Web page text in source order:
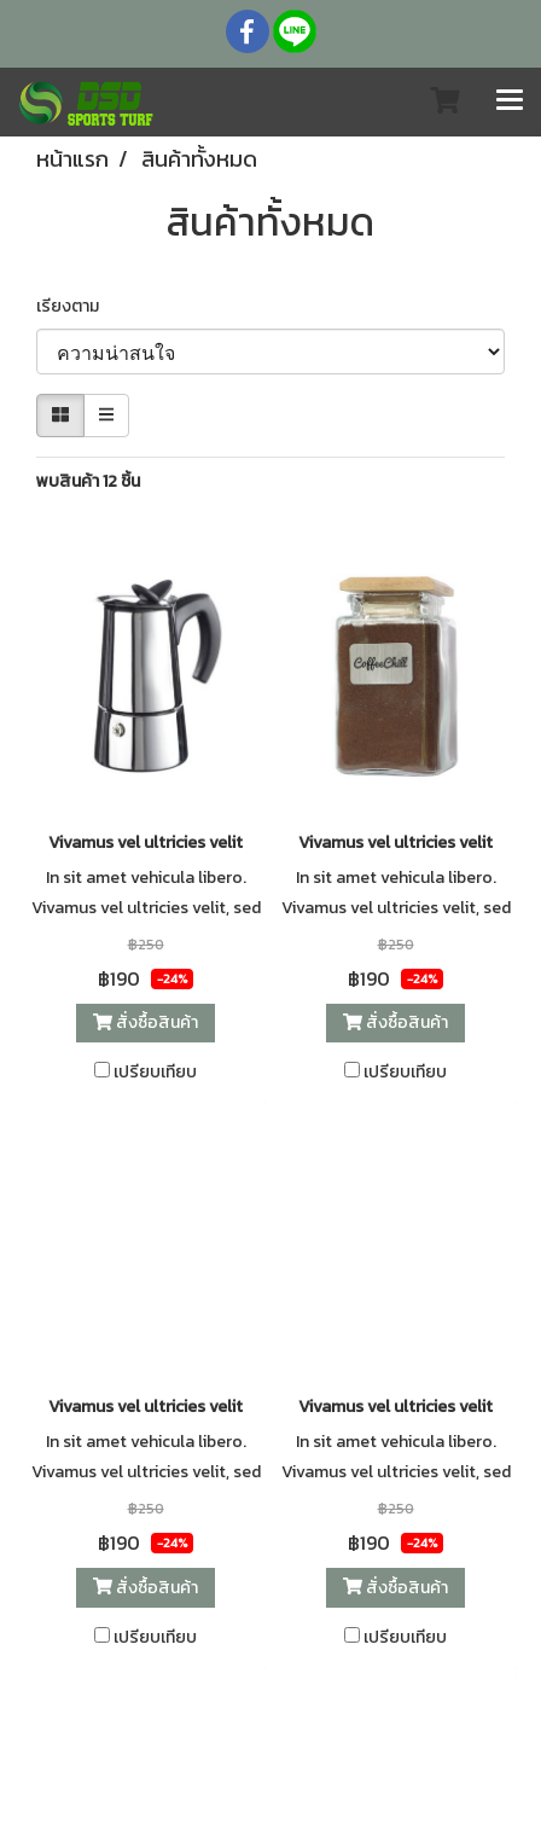
หน้าแรก สินค้าทั้งหมด
สินค้าทั้งหมด
เรียงตาม
พบสินค้า 12 ชิ้น
Vivamus vel ultricies velit
In sit amet vehicula libero.
Vivamus vel ultricies velit, sed
fringilla elit.
฿250
฿190 -24%
สั่งซื้อสินค้า
เปรียบเทียบ
Vivamus vel ultricies velit
In sit amet vehicula libero.
Vivamus vel ultricies velit, sed
fringilla elit.
฿250
฿190 -24%
สั่งซื้อสินค้า
เปรียบเทียบ
Vivamus vel ultricies velit
In sit amet vehicula libero.
Vivamus vel ultricies velit, sed
fringilla elit.
฿250
฿190 -24%
สั่งซื้อสินค้า
เปรียบเทียบ
Vivamus vel ultricies velit
In sit amet vehicula libero.
Vivamus vel ultricies velit, sed
fringilla elit.
฿250
฿190 -24%
สั่งซื้อสินค้า
เปรียบเทียบ